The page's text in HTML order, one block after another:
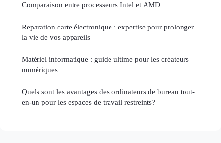
Comparaison entre processeurs Intel et AMD
Reparation carte électronique : expertise pour prolonger
la vie de vos appareils
Matériel informatique : guide ultime pour les créateurs
numériques
Quels sont les avantages des ordinateurs de bureau tout-
en-un pour les espaces de travail restreints?